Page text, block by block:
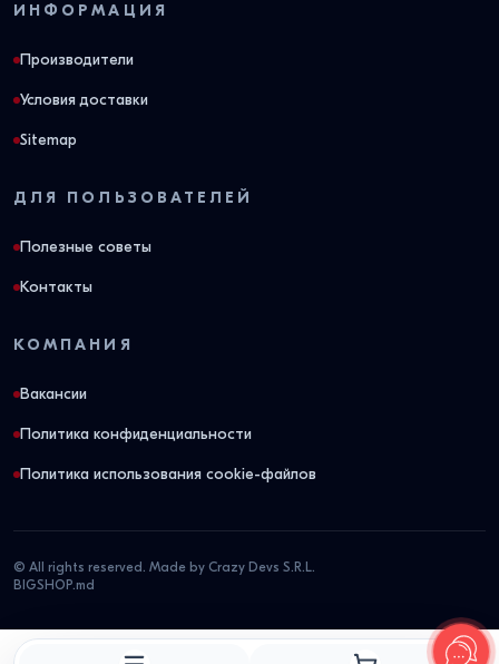
ИНФОРМАЦИЯ
Производители
Условия доставки
Sitemap
ДЛЯ ПОЛЬЗОВАТЕЛЕЙ
Полезные советы
Контакты
КОМПАНИЯ
Вакансии
Политика конфиденциальности
Политика использования cookie-файлов
© All rights reserved. Made by Crazy Devs S.R.L.
BIGSHOP.md